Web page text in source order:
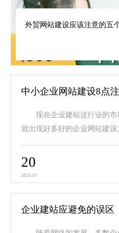
外贸网站建设应该注意的五
中小企业网站建设8点
现在企业建站这行业的市
就出现好多好的企业网站建
20
2026-07
企业建站应避免的误区